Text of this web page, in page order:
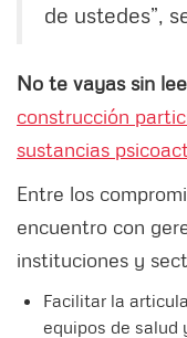
de ustedes”,
No te vayas sin
construcción
sustancias
Entre los
encuentro con
instituciones y
Facilitar la
equipos de salud